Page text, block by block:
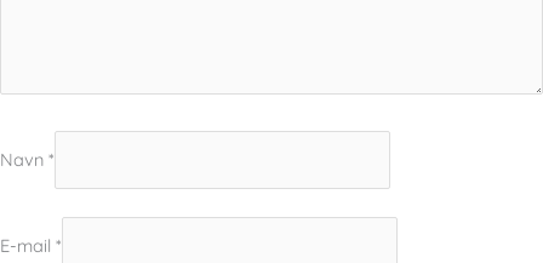
Navn *
E-mail *